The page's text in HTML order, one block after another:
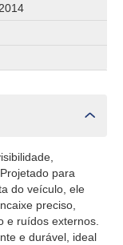
para
do veículo, ele
preciso,
e ruídos externos.
e durável, ideal